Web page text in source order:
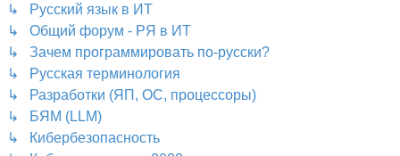
↳ Русский язык в ИТ
↳ Общий форум - РЯ в ИТ
↳ Зачем программировать по-русски?
↳ Русская терминология
↳ Разработки (ЯП, ОС, процессоры)
↳ БЯМ (LLM)
↳ Кибербезопасность